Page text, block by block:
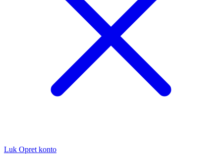
Luk Opret konto